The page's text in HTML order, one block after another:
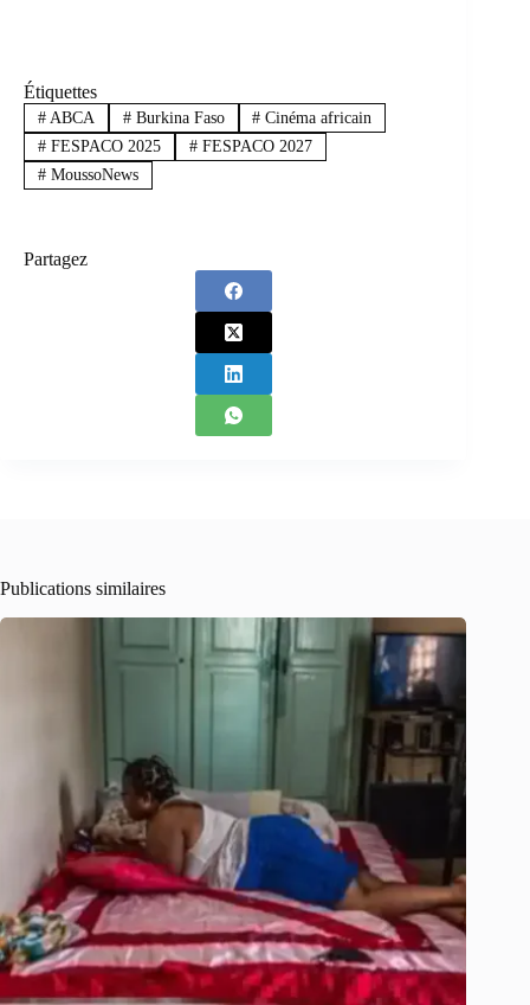
Étiquettes
#ABCA #Burkina Faso # Cinéma africain
#FESPACO 2025 #FESPACO 2027
#MoussoNews
Partagez
Publications similaires